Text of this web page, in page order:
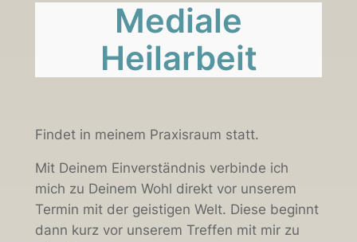
Mediale
Heilarbeit
Findet in meinem Praxisraum statt.
Mit Deinem Einverständnis verbinde ich
mich zu Deinem Wohl direkt vor unserem
Termin mit der geistigen Welt. Diese beginnt
dann kurz vor unserem Treffen mit mir zu